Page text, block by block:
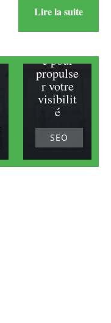
Lire la suite
es
SEO à
e pour
propulse
r votre
visibilit
é
SEO